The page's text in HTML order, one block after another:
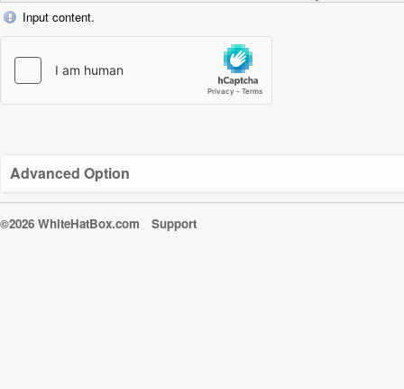
Input content.
Advanced Option
©2026 WhiteHatBox.com Support